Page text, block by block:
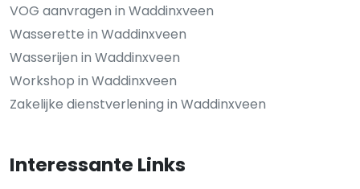
VOG aanvragen in Waddinxveen
Wasserette in Waddinxveen
Wasserijen in Waddinxveen
Workshop in Waddinxveen
Zakelijke dienstverlening in Waddinxveen
Interessante Links